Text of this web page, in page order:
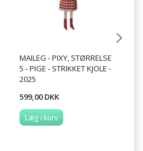
MAILEG - PIXY, STØRRELSE
5 - PIGE - STRIKKET KJOLE -
2025
599,00 DKK
Læg i kurv